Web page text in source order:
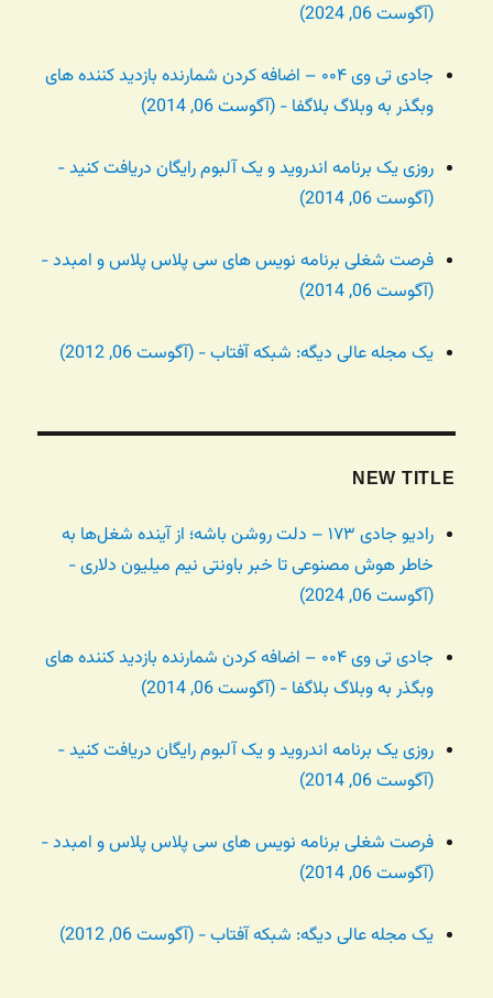
(آگوست 06, 2024)
جادی تی وی ۰۰۴ – اضافه کردن شمارنده بازدید کننده های
وبگذر به وبلاگ بلاگفا - (آگوست 06, 2014)
روزی یک برنامه اندروید و یک آلبوم رایگان دریافت کنید -
(آگوست 06, 2014)
فرصت شغلی برنامه نویس های سی پلاس پلاس و امبدد -
(آگوست 06, 2014)
یک مجله عالی دیگه: شبکه آفتاب - (آگوست 06, 2012)
NEW TITLE
رادیو جادی ۱۷۳ – دلت روشن باشه؛ از آینده شغل‌ها به
خاطر هوش مصنوعی تا خبر باونتی نیم میلیون دلاری -
(آگوست 06, 2024)
جادی تی وی ۰۰۴ – اضافه کردن شمارنده بازدید کننده های
وبگذر به وبلاگ بلاگفا - (آگوست 06, 2014)
روزی یک برنامه اندروید و یک آلبوم رایگان دریافت کنید -
(آگوست 06, 2014)
فرصت شغلی برنامه نویس های سی پلاس پلاس و امبدد -
(آگوست 06, 2014)
یک مجله عالی دیگه: شبکه آفتاب - (آگوست 06, 2012)